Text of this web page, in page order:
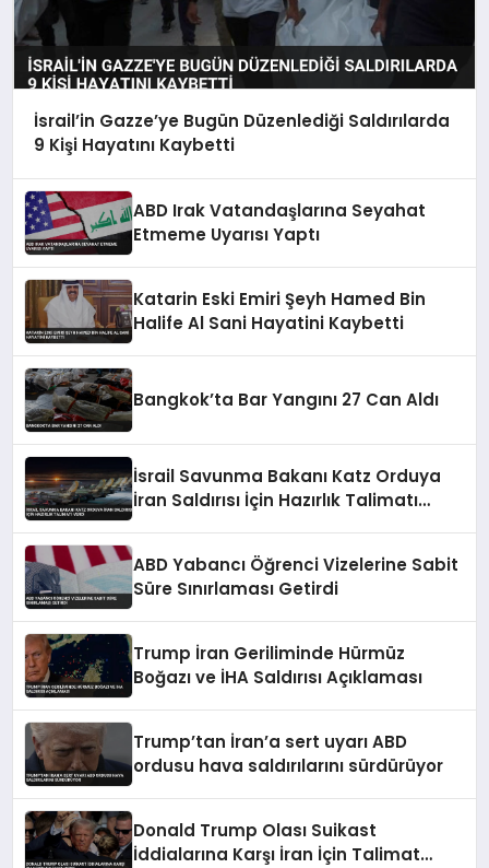
İsrail’in Gazze’ye Bugün Düzenlediği Saldırılarda
9 Kişi Hayatını Kaybetti
ABD Irak Vatandaşlarına Seyahat
Etmeme Uyarısı Yaptı
Katarin Eski Emiri Şeyh Hamed Bin
Halife Al Sani Hayatini Kaybetti
Bangkok’ta Bar Yangını 27 Can Aldı
İsrail Savunma Bakanı Katz Orduya
İran Saldırısı İçin Hazırlık Talimatı
ABD Yabancı Öğrenci Vizelerine Sabit
Süre Sınırlaması Getirdi
Trump İran Geriliminde Hürmüz
Boğazı ve İHA Saldırısı Açıklaması
Trump’tan İran’a sert uyarı ABD
ordusu hava saldırılarını sürdürüyor
Donald Trump Olası Suikast
İddialarına Karşı İran İçin Talimat